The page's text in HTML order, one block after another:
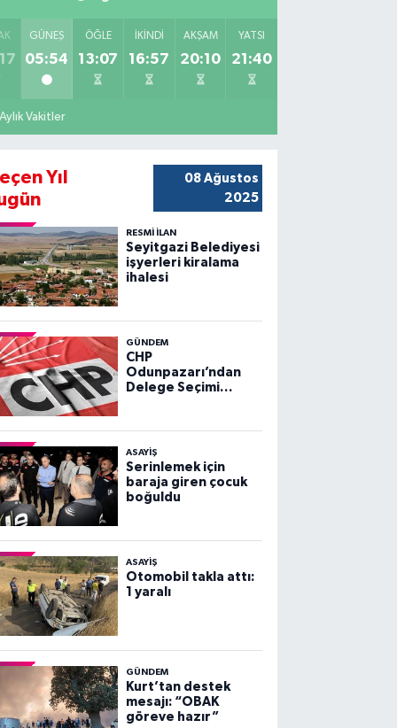
GÜNEŞ
05:54
ÖĞLE
13:07
İKINDI
16:57
AKŞAM
20:10
YATSI
21:40
Aylık Vakitler
Yıl
08 Ağustos
2025
RESMİ İLAN
Seyitgazi Belediyesi
işyerleri kiralama
ihalesi
GÜNDEM
CHP
Odunpazarı’ndan
Delege Seçimi
ASAYİŞ
Serinlemek için
baraja giren çocuk
boğuldu
ASAYİŞ
Otomobil takla attı:
1 yaralı
GÜNDEM
Kurt’tan destek
mesajı: “OBAK
göreve hazır”